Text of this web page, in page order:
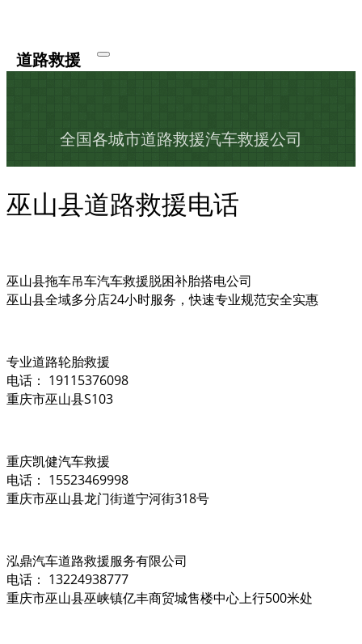
道路救援
全国各城市道路救援汽车救援公司
巫山县道路救援电话
巫山县拖车吊车汽车救援脱困补胎搭电公司
巫山县全域多分店24小时服务，快速专业规范安全实惠
专业道路轮胎救援
电话： 19115376098
重庆市巫山县S103
重庆凯健汽车救援
电话： 15523469998
重庆市巫山县龙门街道宁河街318号
泓鼎汽车道路救援服务有限公司
电话： 13224938777
重庆市巫山县巫峡镇亿丰商贸城售楼中心上行500米处